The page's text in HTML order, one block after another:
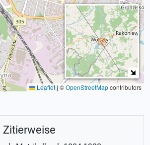
Leaflet|©OpenStreetMapcontributors
Zitierweise